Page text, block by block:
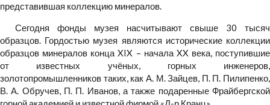
представившая коллекцию минералов.
Сегодня фонды музея насчитывают свыше 30 тысяч
образцов. Гордостью музея являются исторические коллекции
образцов минералов конца XIX – начала XX века, поступившие
от известных учёных, горных инженеров,
золотопромышленников таких, как А. М. Зайцев, П. П. Пилипенко,
В. А. Обручев, П. П. Иванов, а также подаренные Фрайбергской